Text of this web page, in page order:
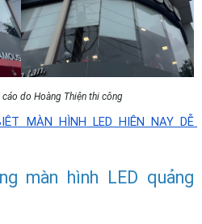
cáo do Hoàng Thiện thi công
MÀN HÌNH LED HIỆN NAY DỄ
màn hình LED quảng